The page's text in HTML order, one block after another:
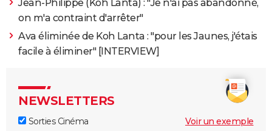
Jean-Philippe (Koh Lanta) : "Je n'ai pas abandonné,
on m'a contraint d'arrêter"
Ava éliminée de Koh Lanta : "pour les Jaunes, j'étais
facile à éliminer" [INTERVIEW]
NEWSLETTERS
Sorties Cinéma
Voir un exemple